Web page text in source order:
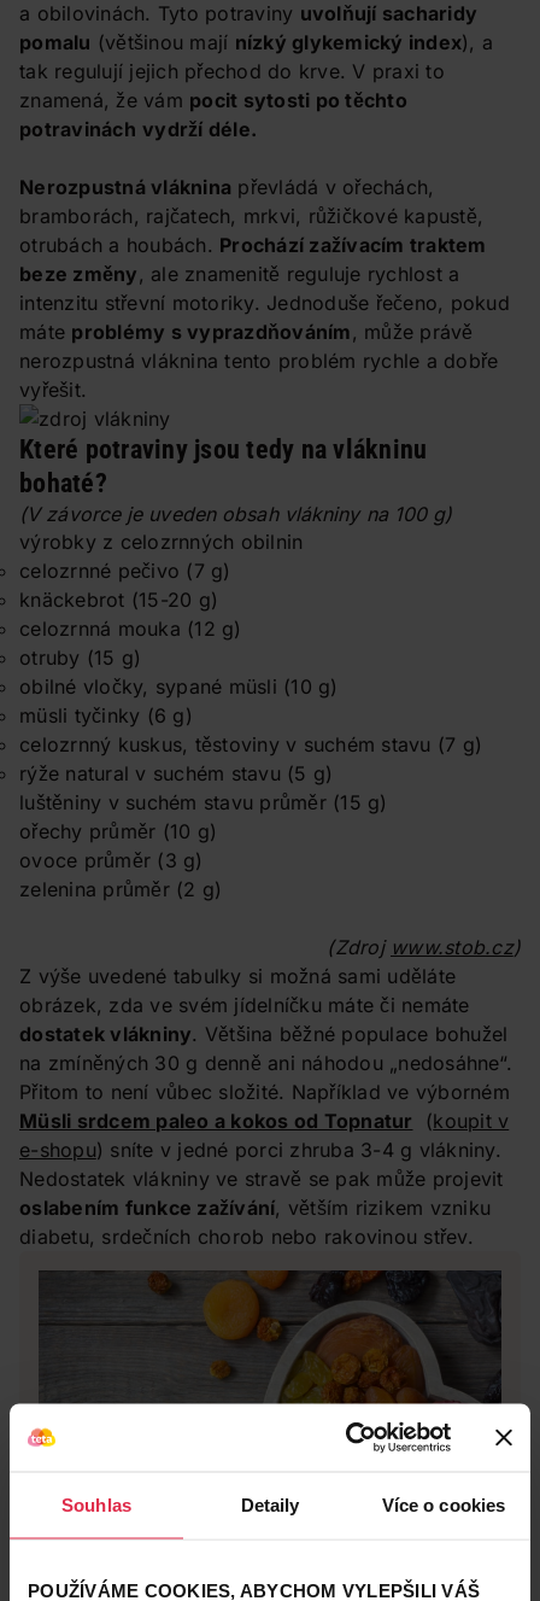
Souhlas Detaily Více o cookies
POUŽÍVÁME COOKIES, ABYCHOM VYLEPŠILI VÁŠ
a obilovinách. Tyto potraviny uvolňují sacharidy
pomalu (většinou mají nízký glykemický index), a
tak regulují jejich přechod do krve. V praxi to
znamená, že vám pocit sytosti po těchto
potravinách vydrží déle.
Nerozpustná vláknina převládá v ořechách,
bramborách, rajčatech, mrkvi, růžičkové kapustě,
otrubách a houbách. Prochází zažívacím traktem
beze změny, ale znamenitě reguluje rychlost a
intenzitu střevní motoriky. Jednoduše řečeno, pokud
máte problémy s vyprazdňováním, může právě
nerozpustná vláknina tento problém rychle a dobře
vyřešit.
Které potraviny jsou tedy na vlákninu
bohaté?
(V závorce je uveden obsah vlákniny na 100 g)
výrobky z celozrnných obilnin
celozrnné pečivo (7 g)
knäckebrot (15-20 g)
celozrnná mouka (12 g)
otruby (15 g)
obilné vločky, sypané müsli (10 g)
müsli tyčinky (6 g)
celozrnný kuskus, těstoviny v suchém stavu (7 g)
rýže natural v suchém stavu (5 g)
luštěniny v suchém stavu průměr (15 g)
ořechy průměr (10 g)
ovoce průměr (3 g)
zelenina průměr (2 g)
(Zdroj www.stob.cz)
Z výše uvedené tabulky si možná sami uděláte
obrázek, zda ve svém jídelníčku máte či nemáte
dostatek vlákniny. Většina běžné populace bohužel
na zmíněných 30 g denně ani náhodou „nedosáhne“.
Přitom to není vůbec složité. Například ve výborném
Müsli srdcem paleo a kokos od Topnatur (koupit v
e-shopu) sníte v jedné porci zhruba 3-4 g vlákniny.
Nedostatek vlákniny ve stravě se pak může projevit
oslabením funkce zažívání, větším rizikem vzniku
diabetu, srdečních chorob nebo rakovinou střev.